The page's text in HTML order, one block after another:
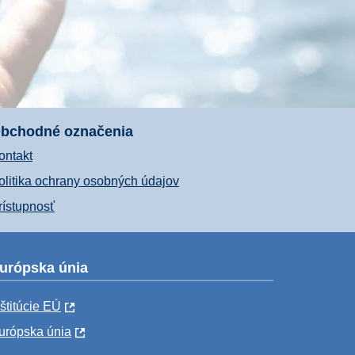
označenia
ochrany osobných údajov
únia
EÚ
únia